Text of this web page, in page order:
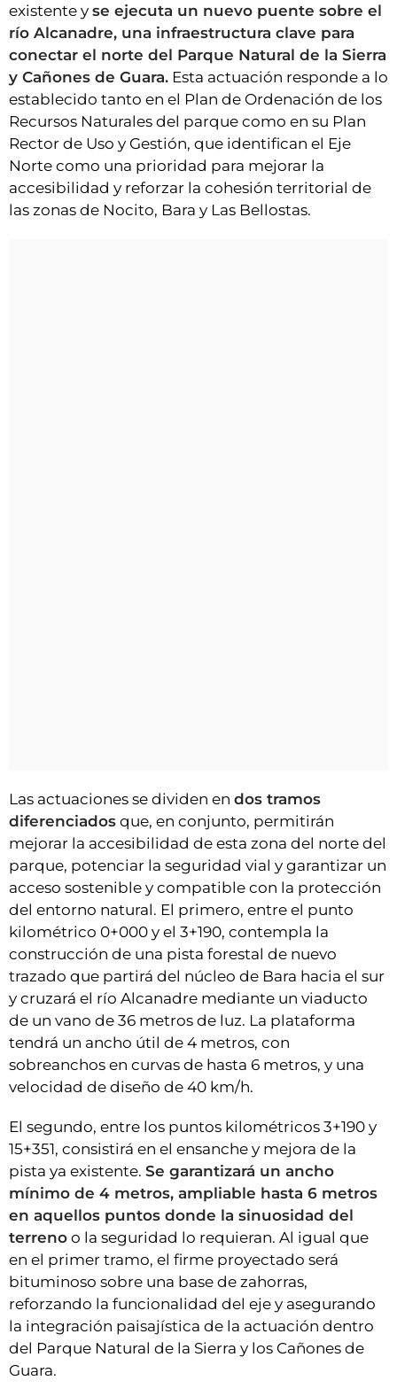
existente y se ejecuta un nuevo puente sobre el
río Alcanadre, una infraestructura clave para
conectar el norte del Parque Natural de la Sierra
y Cañones de Guara. Esta actuación responde a lo
establecido tanto en el Plan de Ordenación de los
Recursos Naturales del parque como en su Plan
Rector de Uso y Gestión, que identifican el Eje
Norte como una prioridad para mejorar la
accesibilidad y reforzar la cohesión territorial de
las zonas de Nocito, Bara y Las Bellostas.
Las actuaciones se dividen en dos tramos
diferenciados que, en conjunto, permitirán
mejorar la accesibilidad de esta zona del norte del
parque, potenciar la seguridad vial y garantizar un
acceso sostenible y compatible con la protección
del entorno natural. El primero, entre el punto
kilométrico 0+000 y el 3+190, contempla la
construcción de una pista forestal de nuevo
trazado que partirá del núcleo de Bara hacia el sur
y cruzará el río Alcanadre mediante un viaducto
de un vano de 36 metros de luz. La plataforma
tendrá un ancho útil de 4 metros, con
sobreanchos en curvas de hasta 6 metros, y una
velocidad de diseño de 40 km/h.
El segundo, entre los puntos kilométricos 3+190 y
15+351, consistirá en el ensanche y mejora de la
pista ya existente. Se garantizará un ancho
mínimo de 4 metros, ampliable hasta 6 metros
en aquellos puntos donde la sinuosidad del
terreno o la seguridad lo requieran. Al igual que
en el primer tramo, el firme proyectado será
bituminoso sobre una base de zahorras,
reforzando la funcionalidad del eje y asegurando
la integración paisajística de la actuación dentro
del Parque Natural de la Sierra y los Cañones de
Guara.